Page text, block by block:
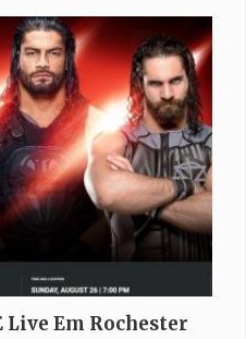
Live Em Rochester